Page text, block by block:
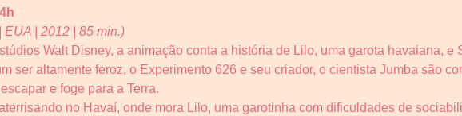
| 2012 | 85 min.)
Walt Disney, a animação conta a história de Lilo, uma garota havaiana, e
ser altamente feroz, o Experimento 626 e seu criador, o cientista Jumba são
e foge para a Terra.
no Havaí, onde mora Lilo, uma garotinha com dificuldades de